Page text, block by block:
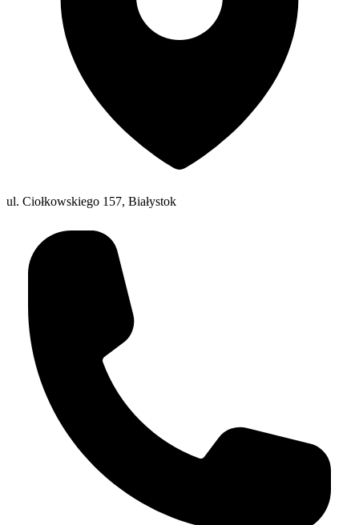
ul. Ciołkowskiego 157, Białystok